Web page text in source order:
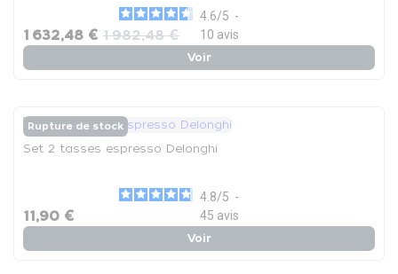
4.6/5 -
10 avis
1 632,48 € 1 982,48 €
Voir
Rupture de stock
Set 2 tasses espresso Delonghi
4.8/5 -
45 avis
11,90 €
Voir